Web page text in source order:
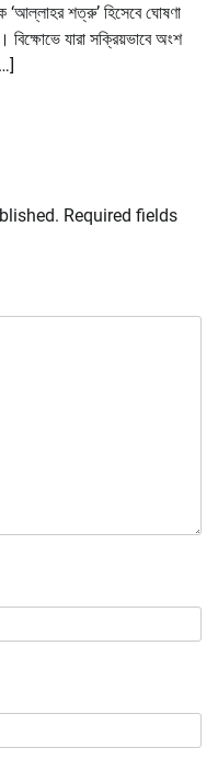
শত্রু’ হিসেবে ঘোষণা
বিক্ষোভে যারা সক্রিয়ভাবে অংশ
Required fields